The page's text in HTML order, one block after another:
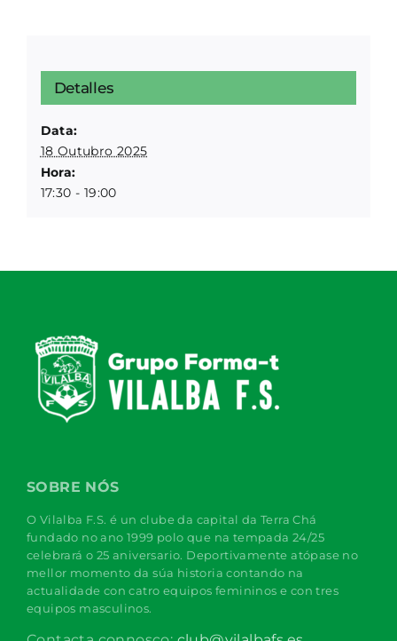
Detalles
Data:
18 Outubro 2025
Hora:
17:30 - 19:00
SOBRE NÓS
O Vilalba F.S. é un clube da capital da Terra Chá
fundado no ano 1999 polo que na tempada 24/25
celebrará o 25 aniversario. Deportivamente atópase no
mellor momento da súa historia contando na
actualidade con catro equipos femininos e con tres
equipos masculinos.